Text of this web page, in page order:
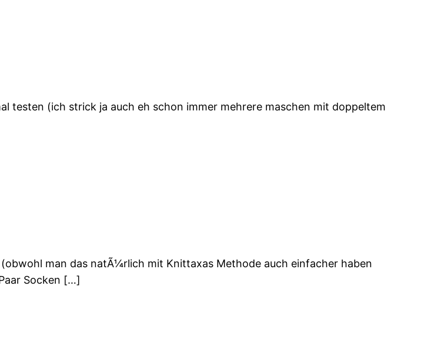
testen (ich strick ja auch eh schon immer mehrere maschen mit doppeltem
man das natÃ¼rlich mit Knittaxas Methode auch einfacher haben
Socken […]